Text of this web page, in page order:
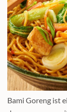
Bami Goreng ist